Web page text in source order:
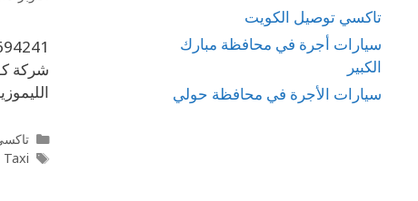
شركة
تاكسي توصيل الكويت
سيارات أجرة في محافظة مبارك
الكبير
سيارات الأجرة في محافظة حولي